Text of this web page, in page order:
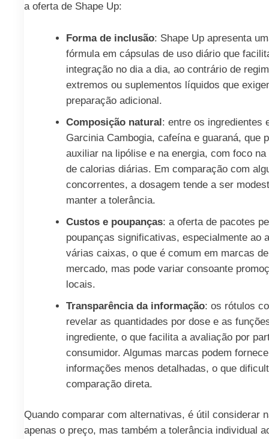
a oferta de Shape Up:
Forma de inclusão: Shape Up apresenta
fórmula em cápsulas de uso diário que
integração no dia a dia, ao contrário de
extremos ou suplementos líquidos que
preparação adicional.
Composição natural: entre os ingredientes
Garcinia Cambogia, cafeína e guaraná, que
auxiliar na lipólise e na energia, com foco na
de calorias diárias. Em comparação com
concorrentes, a dosagem tende a ser
manter a tolerância.
Custos e poupanças: a oferta de pacotes
poupanças significativas, especialmente ao
várias caixas, o que é comum em marcas
mercado, mas pode variar consoante
locais.
Transparência da informação: os rótulos
revelar as quantidades por dose e as
ingrediente, o que facilita a avaliação por
consumidor. Algumas marcas podem
informações menos detalhadas, o que
comparação direta.
Quando comparar com alternativas, é útil considerar
apenas o preço, mas também a tolerância individual